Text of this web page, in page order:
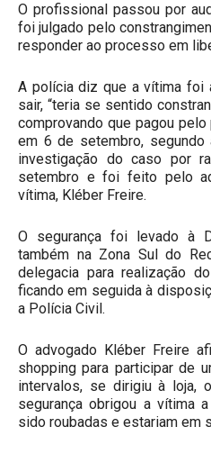
O profissional passou por
foi julgado pelo
responder ao processo em
A polícia diz que a vítima foi
sair, “teria se sentido
comprovando que pagou pelo
em 6 de setembro, segundo
investigação do caso por
setembro e foi feito pelo
vítima, Kléber Freire.
O segurança foi levado à
também na Zona Sul do
delegacia para realização
ficando em seguida à
a Polícia Civil.
O advogado Kléber Freire
shopping para participar de
intervalos, se dirigiu à loja,
segurança obrigou a vítima
sido roubadas e estariam em